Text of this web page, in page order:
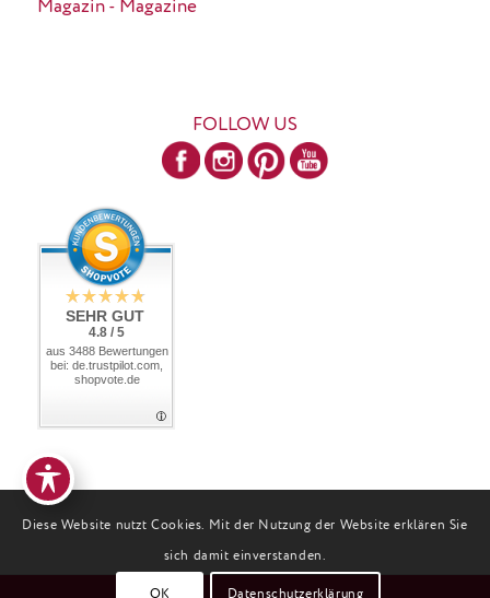
Magazin - Magazine
FOLLOW US
SEHR GUT
4.8 / 5
aus 3488 Bewertungen
bei: de.trustpilot.com,
shopvote.de
Diese Website nutzt Cookies. Mit der Nutzung der Website erklären Sie
sich damit einverstanden.
OK Datenschutzerklärung